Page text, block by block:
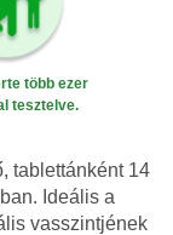
több ezer
tesztelve.
tablettánként 14
Ideális a
vasszintjének